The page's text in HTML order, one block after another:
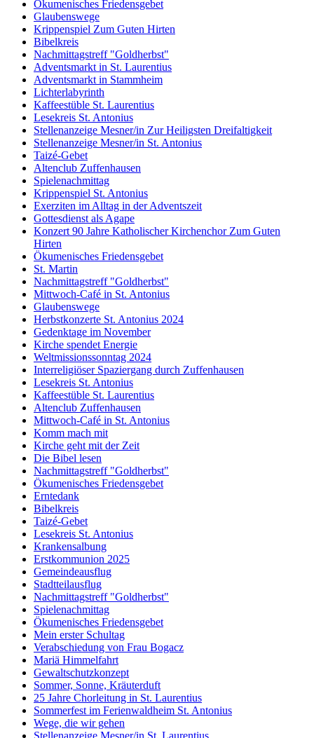
Ökumenisches Friedensgebet
Glaubenswege
Krippenspiel Zum Guten Hirten
Bibelkreis
Nachmittagstreff "Goldherbst"
Adventsmarkt in St. Laurentius
Adventsmarkt in Stammheim
Lichterlabyrinth
Kaffeestüble St. Laurentius
Lesekreis St. Antonius
Stellenanzeige Mesner/in Zur Heiligsten Dreifaltigkeit
Stellenanzeige Mesner/in St. Antonius
Taizé-Gebet
Altenclub Zuffenhausen
Spielenachmittag
Krippenspiel St. Antonius
Exerziten im Alltag in der Adventszeit
Gottesdienst als Agape
Konzert 90 Jahre Katholischer Kirchenchor Zum Guten
Hirten
Ökumenisches Friedensgebet
St. Martin
Nachmittagstreff "Goldherbst"
Mittwoch-Café in St. Antonius
Glaubenswege
Herbstkonzerte St. Antonius 2024
Gedenktage im November
Kirche spendet Energie
Weltmissionssonntag 2024
Interreligiöser Spaziergang durch Zuffenhausen
Lesekreis St. Antonius
Kaffeestüble St. Laurentius
Altenclub Zuffenhausen
Mittwoch-Café in St. Antonius
Komm mach mit
Kirche geht mit der Zeit
Die Bibel lesen
Nachmittagstreff "Goldherbst"
Ökumenisches Friedensgebet
Erntedank
Bibelkreis
Taizé-Gebet
Lesekreis St. Antonius
Krankensalbung
Erstkommunion 2025
Gemeindeausflug
Stadtteilausflug
Nachmittagstreff "Goldherbst"
Spielenachmittag
Ökumenisches Friedensgebet
Mein erster Schultag
Verabschiedung von Frau Bogacz
Mariä Himmelfahrt
Gewaltschutzkonzept
Sommer, Sonne, Kräuterduft
25 Jahre Chorleitung in St. Laurentius
Sommerfest im Ferienwaldheim St. Antonius
Wege, die wir gehen